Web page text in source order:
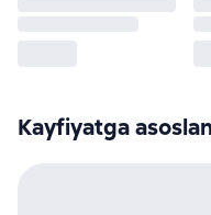
Kayfiyatga